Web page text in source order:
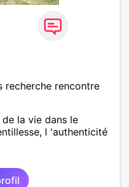
recherche rencontre
la vie dans le
l 'authenticité